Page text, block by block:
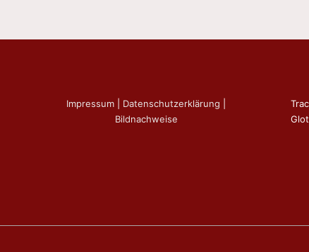
Impressum Datenschutzerklärung
Bildnachweise